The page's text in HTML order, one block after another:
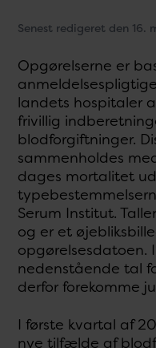
Senest redigeret den 16.
Opgørelserne er
landets hospitaler
frivillig
blodforgiftninger.
sammenholdes
dages mortalitet
Serum Institut.
og er et
opgørelsesdatoen.
nedenstående tal
derfor forekomme
I første kvartal af
nye tilfælde af